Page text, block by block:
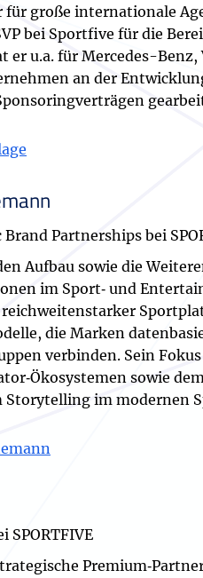
für große internationale
bei Sportfive für die
er u.a. für Mercedes-
an der
Partnerships bei
Aufbau sowie die
im Sport‑ und
die Marken
verbinden. Sein
sowie
Storytelling im modernen
SPORTFIVE